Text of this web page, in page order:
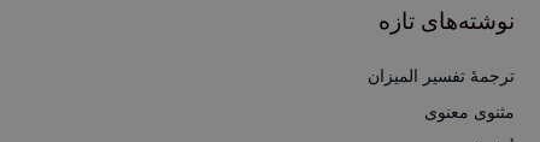
ب
نوشته‌های تازه
ترجمۀ تفسیر المیزان
مثنوی معنوی